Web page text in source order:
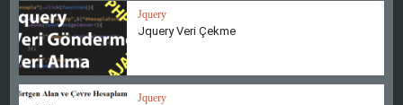
Jquery
Jquery Veri Çekme
Jquery